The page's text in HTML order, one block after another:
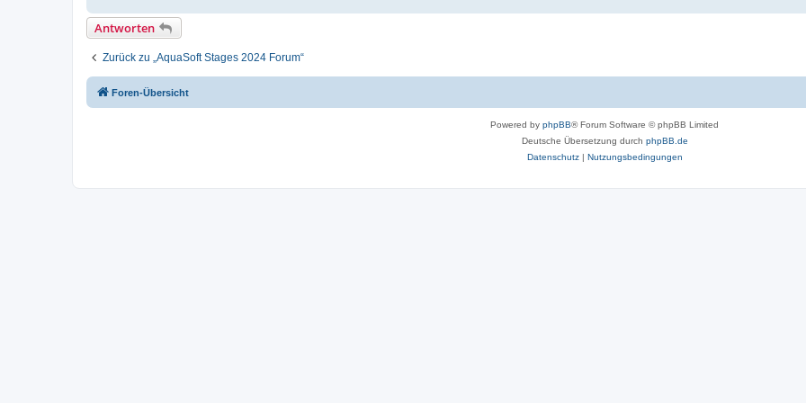
Antworten
Zurück zu „AquaSoft Stages 2024 Forum“
Foren-Übersicht
Powered by phpBB® Forum Software © phpBB Limited
Deutsche Übersetzung durch phpBB.de
Datenschutz| Nutzungsbedingungen